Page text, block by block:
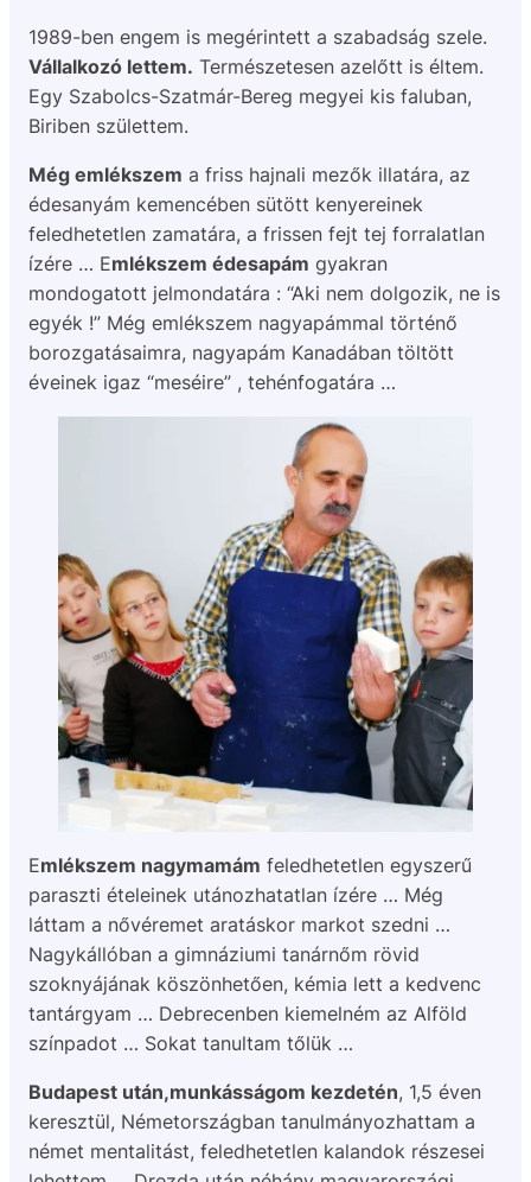
1989-ben engem is megérintett a szabadság szele.
Vállalkozó lettem. Természetesen azelőtt is éltem.
Egy Szabolcs-Szatmár-Bereg megyei kis faluban,
Biriben születtem.
Még emlékszem a friss hajnali mezők illatára, az
édesanyám kemencében sütött kenyereinek
feledhetetlen zamatára, a frissen fejt tej forralatlan
ízére … Emlékszem édesapám gyakran
mondogatott jelmondatára : “Aki nem dolgozik, ne is
egyék !” Még emlékszem nagyapámmal történő
borozgatásaimra, nagyapám Kanadában töltött
éveinek igaz “meséire” , tehénfogatára …
Emlékszem nagymamám feledhetetlen egyszerű
paraszti ételeinek utánozhatatlan ízére … Még
láttam a nővéremet aratáskor markot szedni …
Nagykállóban a gimnáziumi tanárnőm rövid
szoknyájának köszönhetően, kémia lett a kedvenc
tantárgyam … Debrecenben kiemelném az Alföld
színpadot … Sokat tanultam tőlük …
Budapest után,munkásságom kezdetén, 1,5 éven
keresztül, Németországban tanulmányozhattam a
német mentalitást, feledhetetlen kalandok részesei